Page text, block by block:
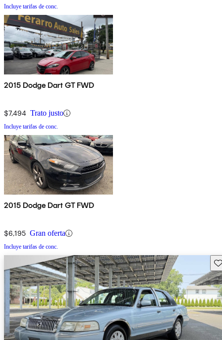
Incluye tarifas de conc.
2015 Dodge Dart GT FWD
$7,494 Trato justo
Incluye tarifas de conc.
2015 Dodge Dart GT FWD
$6,195 Gran oferta
Incluye tarifas de conc.